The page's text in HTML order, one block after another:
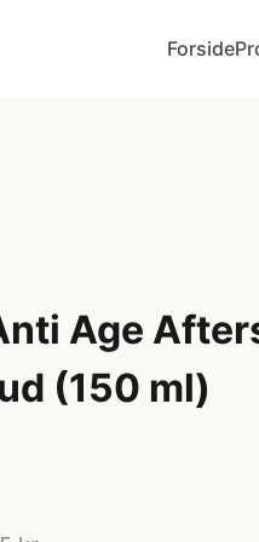
Forside
Age
(150 ml)